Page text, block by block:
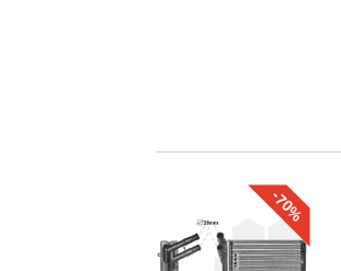
-70%